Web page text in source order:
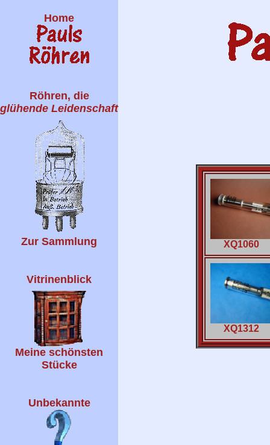
Home
Röhren, die
glühende Leidenschaft
Zur Sammlung
Vitrinenblick
Meine schönsten
Stücke
Unbekannte
XQ1060
XQ1312